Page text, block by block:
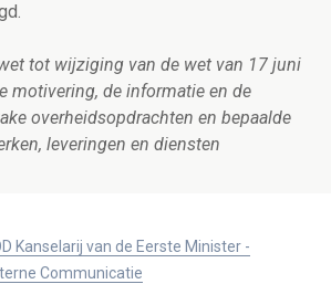
tot wijziging van de wet van 17 juni
motivering, de informatie en de
overheidsopdrachten en bepaalde
leveringen en diensten
Kanselarij van de Eerste Minister -
Communicatie